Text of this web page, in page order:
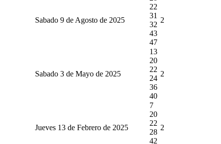
Sabado 9 de Agosto de 2025
22
31
32
43
47
2
Sabado 3 de Mayo de 2025
13
20
22
24
36
40
2
Jueves 13 de Febrero de 2025
7
20
22
28
42
2